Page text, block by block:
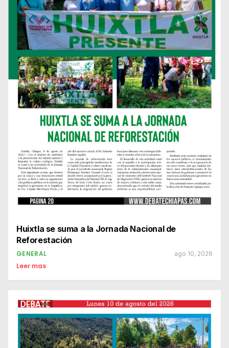
Huixtla se suma a la Jornada Nacional de
Reforestación
GENERAL ago 10, 2026
Leer mas